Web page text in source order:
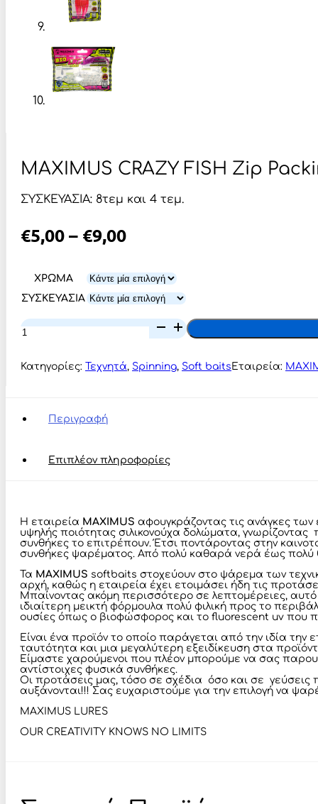
MAXIMUS CRAZY FISH Zip
ΣΥΣΚΕΥΑΣΙΑ: 8τεμ και 4 τεμ.
€5,00– €9,00Price
€5,00
Through
€9,00
ΧΡΩΜΑ
ΣΥΣΚΕΥΑΣΙΑ
MAXIMUS
CRAZY
zip
packing
Κατηγορίες: Τεχνητά, Spinning, Soft baits Εταιρεία:
Περιγραφή
Επιπλέον πληροφορίες
Η εταιρεία MAXIMUS αφουγκράζοντας τις ανάγκες
υψηλής ποιότητας σιλικονούχα δολώματα,
συνθήκες το επιτρέπουν. Έτσι ποντάροντας στην
συνθήκες ψαρέματος. Από πολύ καθαρά νερά έως πολύ
Τα MAXIMUS softbaits στοχεύουν στο ψάρεμα των
αρχή, καθώς η εταιρεία έχει ετοιμάσει ήδη τις
Μπαίνοντας ακόμη περισσότερο σε λεπτομέρειες,
ιδιαίτερη μεικτή φόρμουλα πολύ φιλική προς το
ουσίες όπως ο βιοφώσφορος και το fluorescent uv που
Είναι ένα προϊόν το οποίο παράγεται από την ιδία την
ταυτότητα και μια μεγαλύτερη εξειδίκευση στα
Είμαστε χαρούμενοι που πλέον μπορούμε να σας
αντίστοιχες φυσικά συνθήκες.
Οι προτάσεις μας, τόσο σε σχέδια όσο και σε γεύσεις
αυξάνονται!!! Σας ευχαριστούμε για την επιλογή να
MAXIMUS LURES
OUR CREATIVITY KNOWS NO LIMITS